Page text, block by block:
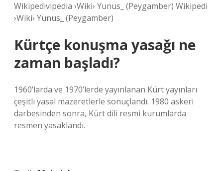
Wikipedivipedia ›Wiki› Yunus_ (Peygamber) Wikipedi
›Wiki› Yunus_ (Peygamber)
Kürtçe konuşma yasağı ne
zaman başladı?
1960’larda ve 1970’lerde yayınlanan Kürt yayınları
çeşitli yasal mazeretlerle sonuçlandı. 1980 askeri
darbesinden sonra, Kürt dili resmi kurumlarda
resmen yasaklandı.